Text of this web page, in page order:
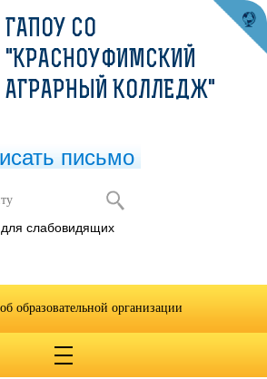
практическая
«Молодежь и аграрная
НПК-2024.docx
ГАПОУ СО
"КРАСНОУФИМСКИЙ
АГРАРНЫЙ КОЛЛЕДЖ"
письмо
слабовидящих
образовательной организации